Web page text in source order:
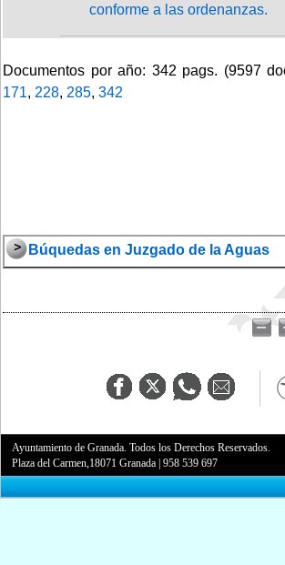
conforme a las ordenanzas.
Documentos por año: 342 pags. (9597
171, 228, 285, 342
Búquedas en Juzgado de la Aguas
Ayuntamiento de Granada. Todos los Derechos Reservados.
Plaza del Carmen,18071 Granada |958 539 697